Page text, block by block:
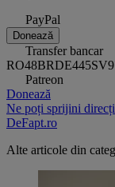
PayPal
Donează
Transfer bancar
Patreon
Donează
Ne poți sprijini
DeFapt.ro
Alte articole din